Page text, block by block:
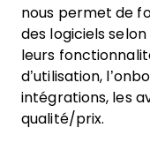
nous permet de
des logiciels
leurs
d’utilisation,
intégrations, les
qualité/prix.